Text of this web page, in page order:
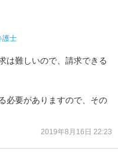
護士
は難しいので、請求できる
必要がありますので、その
2019年8月16日 22:23